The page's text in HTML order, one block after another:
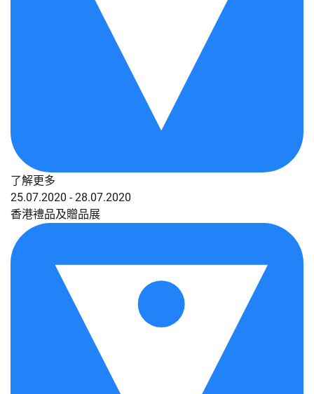
了解更多
25.07.2020 - 28.07.2020
香港禮品及贈品展